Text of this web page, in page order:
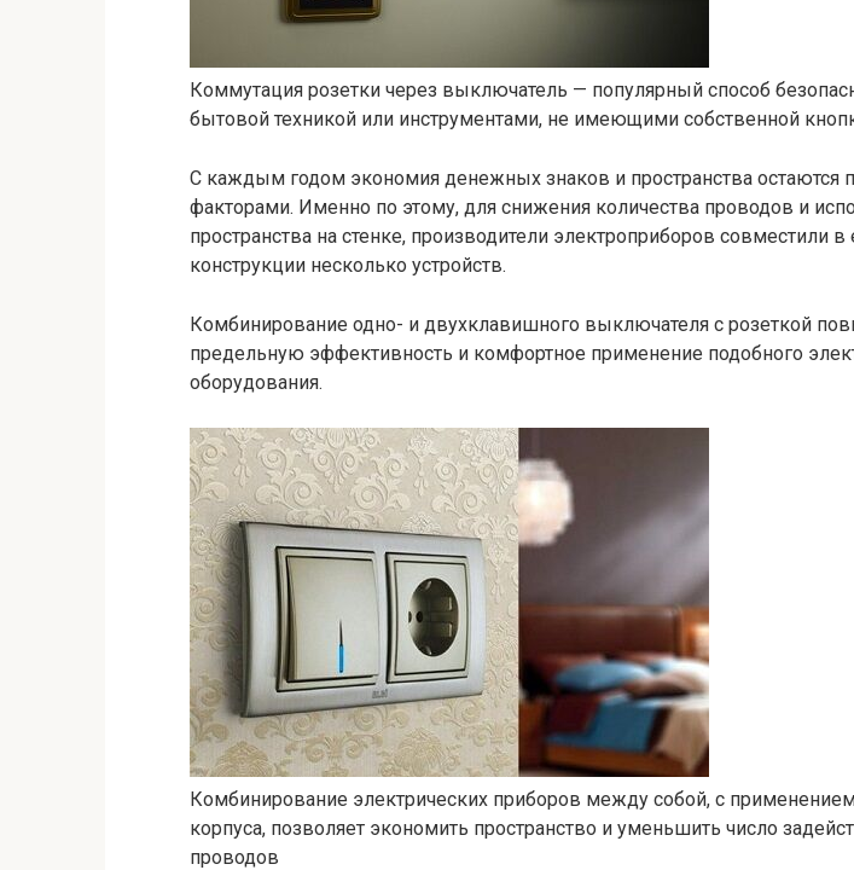
Коммутация розетки через выключатель — популярный способ
бытовой техникой или инструментами, не имеющими собственной
С каждым годом экономия денежных знаков и пространства остаются
факторами. Именно по этому, для снижения количества проводов и
пространства на стенке, производители электроприборов совместили в
конструкции несколько устройств.
Комбинирование одно- и двухклавишного выключателя с розеткой
предельную эффективность и комфортное применение подобного
оборудования.
Комбинирование электрических приборов между собой, с
корпуса, позволяет экономить пространство и уменьшить число
проводов